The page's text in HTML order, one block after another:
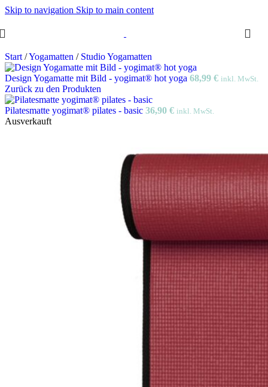
Skip to navigation Skip to main content
Start /Yogamatten / Studio Yogamatten
Design Yogamatte mit Bild - yogimat® hot yoga 68,99 € inkl. MwSt.
Zurück zu den Produkten
Pilatesmatte yogimat® pilates - basic 36,90 € inkl. MwSt.
Ausverkauft